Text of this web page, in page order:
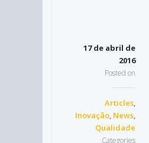
17 de abril de
2016
Posted on
Articles,
Inovação, News,
Qualidade
Categories